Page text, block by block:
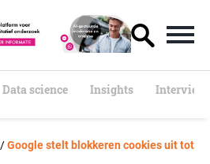
Data science Insights
/Google stelt blokkeren cookies uit tot